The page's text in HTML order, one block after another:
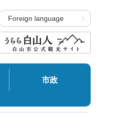
Foreign language
市政